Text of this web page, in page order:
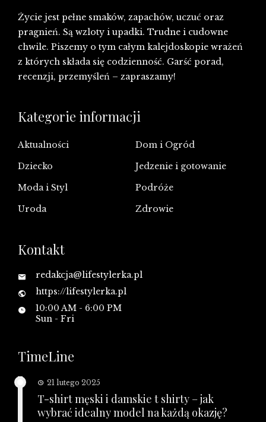
Życie jest pełne smaków, zapachów, uczuć oraz
pragnień. Są wzloty i upadki. Trudne i cudowne
chwile. Piszemy o tym całym kalejdoskopie wrażeń
z których składa się codzienność. Garść porad,
recenzji, przemyśleń – zapraszamy!
Kategorie informacji
Aktualności
Dom i Ogród
Dziecko
Jedzenie i gotowanie
Moda i Styl
Podróże
Uroda
Zdrowie
Kontakt
redakcja@lifestylerka.pl
https://lifestylerka.pl
10:00 AM - 6:00 PM
Sun - Fri
TimeLine
21 lutego 2025
T-shirt męski i damskie t shirty – jak
wybrać idealny model na każdą okazję?